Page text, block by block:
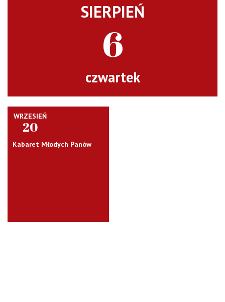
SIERPIEŃ
6
czwartek
WRZESIEŃ
20
Kabaret Młodych Panów